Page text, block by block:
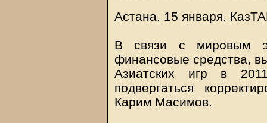
Астана. 15 января.
В связи с мировым
финансовые средства,
Азиатских игр в
подвергаться
Карим Масимов.